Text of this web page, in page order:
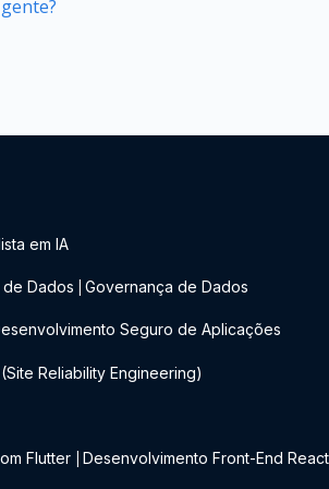
em IA
de Dados Governança de Dados
Seguro de Aplicações
(Site Reliability Engineering)
Flutter Desenvolvimento Front-End React